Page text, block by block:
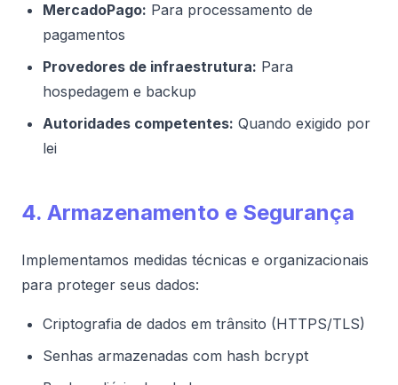
MercadoPago: Para processamento de
pagamentos
Provedores de infraestrutura: Para
hospedagem e backup
Autoridades competentes: Quando exigido por
lei
4. Armazenamento e Segurança
Implementamos medidas técnicas e organizacionais
para proteger seus dados:
Criptografia de dados em trânsito (HTTPS/TLS)
Senhas armazenadas com hash bcrypt